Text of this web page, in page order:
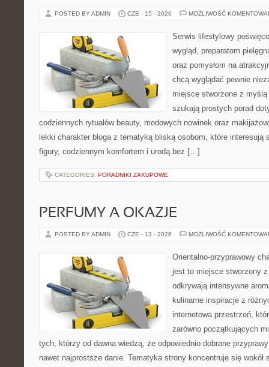
POSTED BY ADMIN CZE - 15 - 2026 MOŻLIWOŚĆ
Serwis lifestylowy
wygląd, preparatom
oraz pomysłom na
chcą wyglądać pewnie
miejsce stworzone z
szukają prostych porad
codziennych rytuałów beauty, modowych nowinek oraz
lekki charakter bloga z tematyką bliską osobom, które interesują
figury, codziennym komfortem i urodą bez […]
CATEGORIES: PORADNIKI ZAKUPOWE
PERFUMY A OKAZJE
POSTED BY ADMIN CZE - 13 - 2026 MOŻLIWOŚĆ
Orientalno-przyprawowy
jest to miejsce stworzony
odkrywają intensywne
kulinarne inspiracje z
internetowa przestrzeń,
zarówno początkujących
tych, którzy od dawna wiedzą, że odpowiednio dobrane
nawet najprostsze danie. Tematyka strony koncentruje się wokół